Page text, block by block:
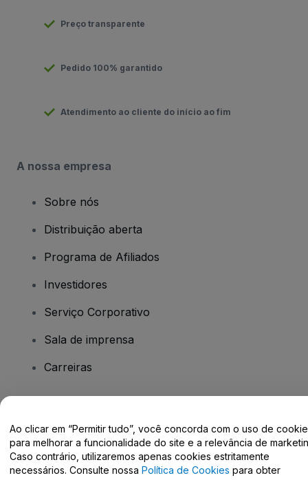
Preço transparente
Pedido 100% garantido
Atendimento ao cliente do início ao fim
A nossa empresa
Sobre nós
Distribuição aberta
Programa de Afiliados
Investidores
Serviço Corporativo
Sala de imprensa
Carreiras
Centro de Ajuda / Fale Conosco
Ao clicar em “Permitir tudo”, você concorda com o uso de
para melhorar a funcionalidade do site e a relevância de
Caso contrário, utilizaremos apenas cookies estritamente
necessários. Consulte nossa Política de Cookies para obter